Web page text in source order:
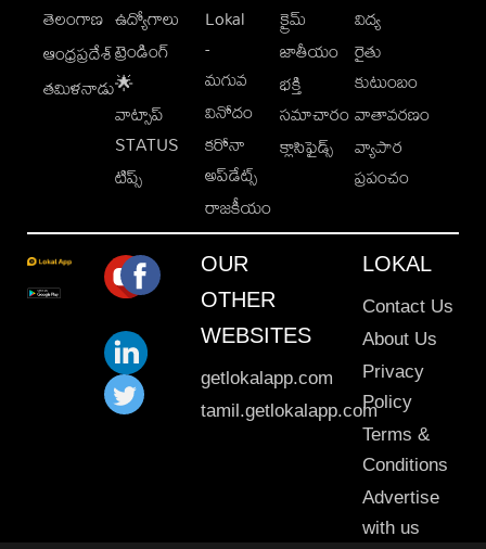
తెలంగాణ
ఆంధ్రప్రదేశ్
తమిళనాడు
ఉద్యోగాలు
ట్రెండింగ్
🌟
వాట్సాప్
STATUS
టిప్స్
Lokal
-
మగువ
వినోదం
కరోనా
అప్‌డేట్స్
రాజకీయం
క్రైమ్
జాతీయం
భక్తి
సమాచారం
క్లాసిఫైడ్స్
విద్య
రైతు
కుటుంబం
వాతావరణం
వ్యాపార
ప్రపంచం
OUR
OTHER
WEBSITES
getlokalapp.com
tamil.getlokalapp.com
LOKAL
Contact Us
About Us
Privacy
Policy
Terms &
Conditions
Advertise
with us